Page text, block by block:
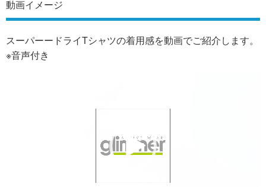
動画イメージ
スーパーードライTシャツの着用感を動画でご紹介します。
※音声付き